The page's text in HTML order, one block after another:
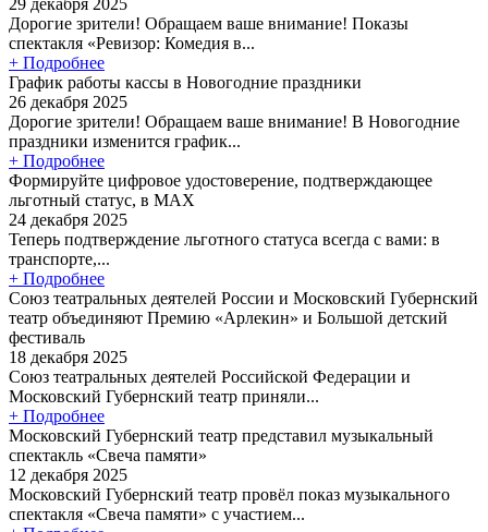
Дорогие зрители! Обращаем ваше внимание! Показы
спектакля «Ревизор: Комедия в...
+ Подробнее
График работы кассы в Новогодние праздники
26 декабря 2025
Дорогие зрители! Обращаем ваше внимание! В Новогодние
праздники изменится график...
+ Подробнее
Формируйте цифровое удостоверение, подтверждающее
льготный статус, в МАХ
24 декабря 2025
Теперь подтверждение льготного статуса всегда с вами: в
транспорте,...
+ Подробнее
Союз театральных деятелей России и Московский Губернский
театр объединяют Премию «Арлекин» и Большой детский
фестиваль
18 декабря 2025
Союз театральных деятелей Российской Федерации и
Московский Губернский театр приняли...
+ Подробнее
Московский Губернский театр представил музыкальный
спектакль «Свеча памяти»
12 декабря 2025
Московский Губернский театр провёл показ музыкального
спектакля «Свеча памяти» с участием...